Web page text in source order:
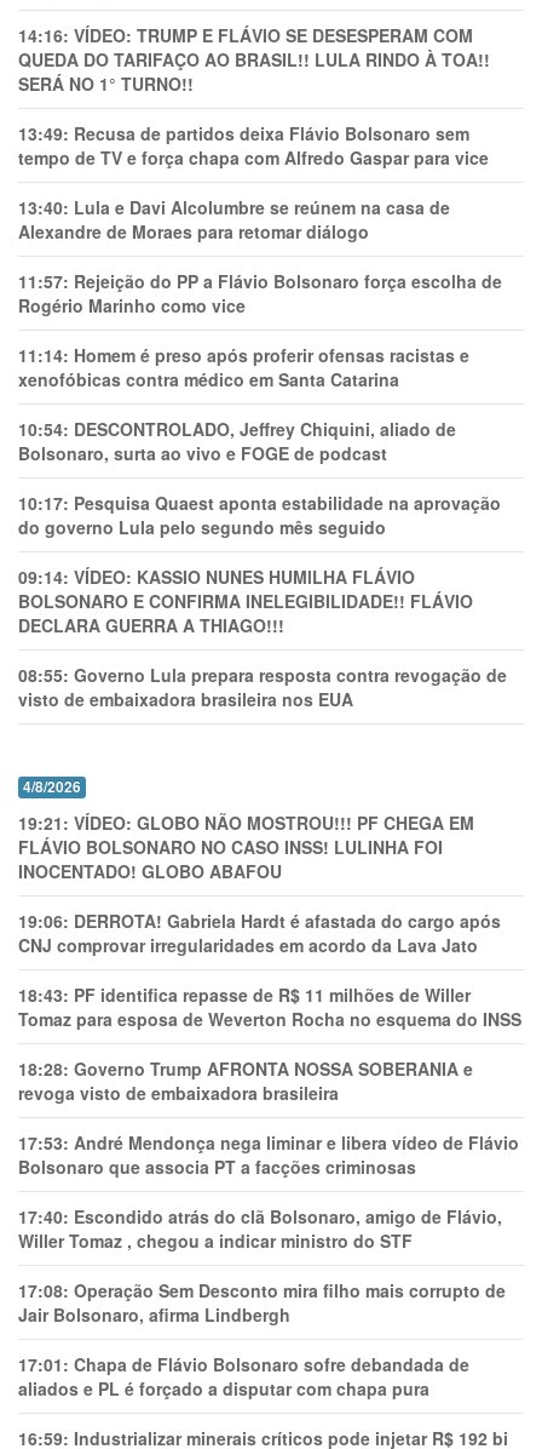
14:16: VÍDEO: TRUMP E FLÁVIO SE DESESPERAM COM
QUEDA DO TARIFAÇO AO BRASIL!! LULA RINDO À TOA!!
SERÁ NO 1° TURNO!!
13:49: Recusa de partidos deixa Flávio Bolsonaro sem
tempo de TV e força chapa com Alfredo Gaspar para vice
13:40: Lula e Davi Alcolumbre se reúnem na casa de
Alexandre de Moraes para retomar diálogo
11:57: Rejeição do PP a Flávio Bolsonaro força escolha de
Rogério Marinho como vice
11:14: Homem é preso após proferir ofensas racistas e
xenofóbicas contra médico em Santa Catarina
10:54: DESCONTROLADO, Jeffrey Chiquini, aliado de
Bolsonaro, surta ao vivo e FOGE de podcast
10:17: Pesquisa Quaest aponta estabilidade na aprovação
do governo Lula pelo segundo mês seguido
09:14: VÍDEO: KASSIO NUNES HUMlLHA FLÁVIO
BOLSONARO E CONFIRMA INELEGIBILIDADE!! FLÁVIO
DECLARA GUERRA A THIAGO!!!
08:55: Governo Lula prepara resposta contra revogação de
visto de embaixadora brasileira nos EUA
4/8/2026
19:21: VÍDEO: GLOBO NÃO MOSTROU!!! PF CHEGA EM
FLÁVIO BOLSONARO NO CASO INSS! LULINHA FOI
INOCENTADO! GLOBO ABAFOU
19:06: DERROTA! Gabriela Hardt é afastada do cargo após
CNJ comprovar irregularidades em acordo da Lava Jato
18:43: PF identifica repasse de R$ 11 milhões de Willer
Tomaz para esposa de Weverton Rocha no esquema do INSS
18:28: Governo Trump AFRONTA NOSSA SOBERANIA e
revoga visto de embaixadora brasileira
17:53: André Mendonça nega liminar e libera vídeo de Flávio
Bolsonaro que associa PT a facções criminosas
17:40: Escondido atrás do clã Bolsonaro, amigo de Flávio,
Willer Tomaz , chegou a indicar ministro do STF
17:08: Operação Sem Desconto mira filho mais corrupto de
Jair Bolsonaro, afirma Lindbergh
17:01: Chapa de Flávio Bolsonaro sofre debandada de
aliados e PL é forçado a disputar com chapa pura
16:59: Industrializar minerais críticos pode injetar R$ 192 bi